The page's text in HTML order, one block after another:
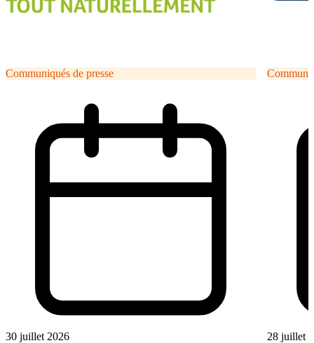
Communiqués de presse
30 juillet 2026 28 juillet